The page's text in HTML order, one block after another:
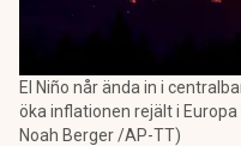
El Niño når ända in i
öka inflationen rejält i
Noah Berger /AP-TT)